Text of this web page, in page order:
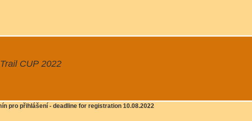
CUP 2022
pro přihlášení - deadline for registration 10.08.2022